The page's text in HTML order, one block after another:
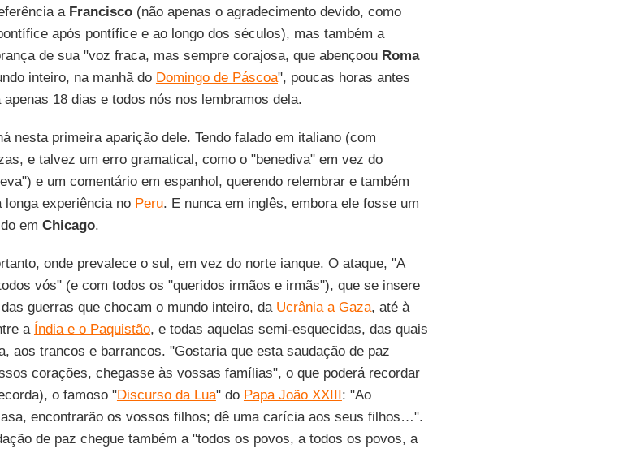
a Francisco(não apenas o agradecimento devido, como
após pontífice e ao longo dos séculos), mas também a
de sua "voz fraca, mas sempre corajosa, que abençoou Roma
inteiro, na manhã do Domingo de Páscoa", poucas horas antes
18 dias e todos nós nos lembramos dela.
nesta primeira aparição dele. Tendo falado em italiano (com
e talvez um erro gramatical, como o "benediva" em vez do
e um comentário em espanhol, querendo relembrar e também
longa experiência no Peru. E nunca em inglês, embora ele fosse um
em Chicago.
onde prevalece o sul, em vez do norte ianque. O ataque, "A
vós" (e com todos os "queridos irmãos e irmãs"), que se insere
guerras que chocam o mundo inteiro, da Ucrânia a Gaza, até à
a Índia e o Paquistão, e todas aquelas semi-esquecidas, das quais
aos trancos e barrancos. "Gostaria que esta saudação de paz
corações, chegasse às vossas famílias", o que poderá recordar
o famoso "Discurso da Lua" do Papa João XXIII: "Ao
encontrarão os vossos filhos; dê uma carícia aos seus filhos…".
de paz chegue também a "todos os povos, a todos os povos, a